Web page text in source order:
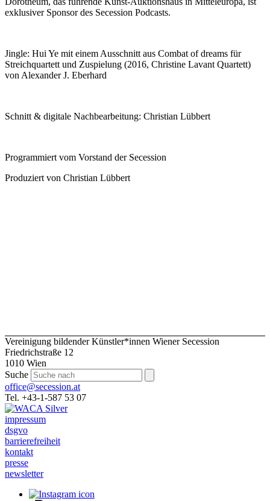
exklusiver Sponsor des Secession Podcasts.
Jingle: Hui Ye mit einem Ausschnitt aus Combat of dreams für
Streichquartett und Zuspielung (2016, Christine Lavant Quartett)
von Alexander J. Eberhard
Schnitt & digitale Nachbearbeitung: Christian Lübbert
Programmiert vom Vorstand der Secession
Produziert von Christian Lübbert
Vereinigung bildender Künstler*innen Wiener Secession
Friedrichstraße 12
1010 Wien
Suche
office@secession.at
Tel. +43-1-587 53 07
impressum
dsgvo
barrierefreiheit
kontakt
presse
newsletter